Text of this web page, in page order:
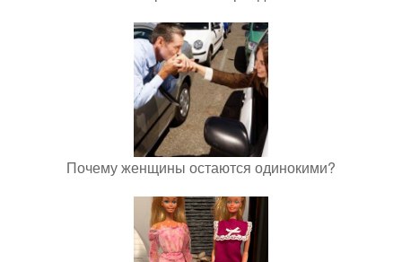
Почему женщины остаются одинокими?